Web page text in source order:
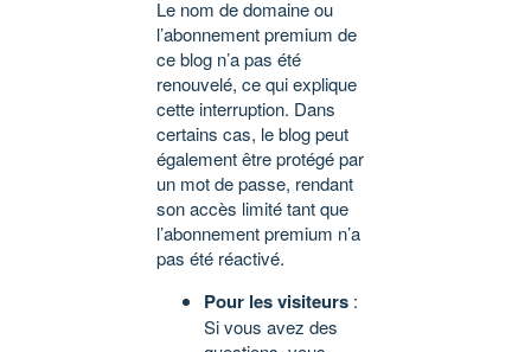
Le nom de domaine ou
l’abonnement premium de
ce blog n’a pas été
renouvelé, ce qui explique
cette interruption. Dans
certains cas, le blog peut
également être protégé par
un mot de passe, rendant
son accès limité tant que
l’abonnement premium n’a
pas été réactivé.
Pour les visiteurs :
Si vous avez des